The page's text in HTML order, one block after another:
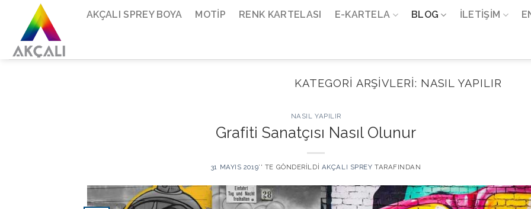
content
AKÇALI SPREY BOYA MOTIP RENK KARTELASI E-KARTELA BLOG İLETIŞIM
KATEGORI ARŞIVLERI: NASIL YAPILIR
NASIL YAPILIR
Grafiti Sanatçısı Nasıl Olunur
31 MAYIS 2019’' TE GÖNDERILDI AKÇALI SPREY TARAFINDAN